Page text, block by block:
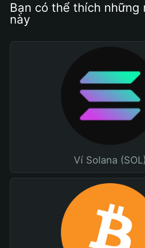
Bạn có thể thích những
này
Ví Solana (SOL)